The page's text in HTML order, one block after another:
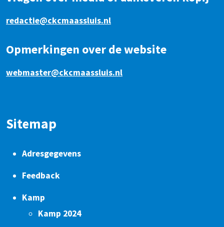
redactie@ckcmaassluis.nl
Opmerkingen over de website
webmaster@ckcmaassluis.nl
Sitemap
Adresgegevens
Feedback
Kamp
Kamp 2024